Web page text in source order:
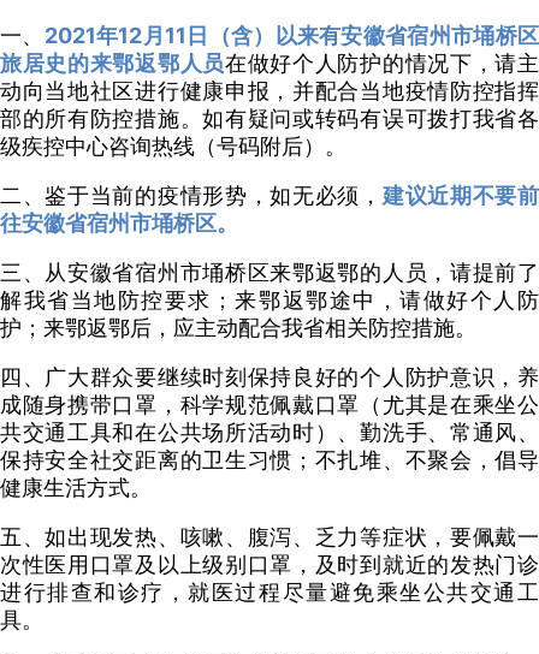
一、 2021年12月11日（含）以来有安徽省宿州市埇桥区
旅居史的来鄂返鄂人员在做好个人防护的情况下，请主
动向当地社区进行健康申报，并配合当地疫情防控指挥
部的所有防控措施。如有疑问或转码有误可拨打我省各
级疾控中心咨询热线（号码附后）。
二、鉴于当前的疫情形势，如无必须， 建议近期不要前
往安徽省宿州市埇桥区。
三、从安徽省宿州市埇桥区来鄂返鄂的人员，请提前了
解我省当地防控要求；来鄂返鄂途中，请做好个人防
护；来鄂返鄂后，应主动配合我省相关防控措施。
四、广大群众要继续时刻保持良好的个人防护意识，养
成随身携带口罩，科学规范佩戴口罩（尤其是在乘坐公
共交通工具和在公共场所活动时）、勤洗手、常通风、
保持安全社交距离的卫生习惯；不扎堆、不聚会，倡导
健康生活方式。
五、如出现发热、咳嗽、腹泻、乏力等症状，要佩戴一
次性医用口罩及以上级别口罩，及时到就近的发热门诊
进行排查和诊疗，就医过程尽量避免乘坐公共交通工
具。